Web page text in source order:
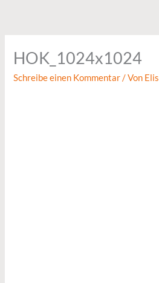
HOK_1024x1024
Schreibe einen Kommentar / Von